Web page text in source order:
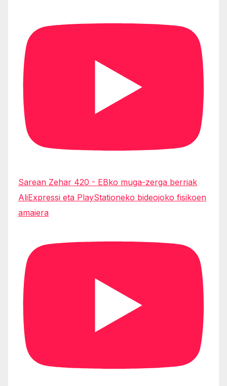
Sarean Zehar 420 - EBko muga-zerga berriak
AliExpressi eta PlayStationeko bideojoko fisikoen
amaiera